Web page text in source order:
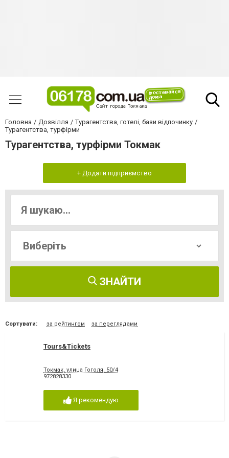
Головна Дозвілля
Турагентства, готелі, бази відпочинку
Турагентства, турфірми
Турагентства, турфірми Токмак
+ Додати підприємство
ЗНАЙТИ
Сортувати: за рейтингом за переглядами
Tours&Tickets
Токмак, улица Гоголя, 50/4
972828330
Я рекомендую